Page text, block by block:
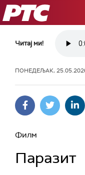
РТС
Читај ми!
ПОНЕДЕЉАК,
Филм
Паразит